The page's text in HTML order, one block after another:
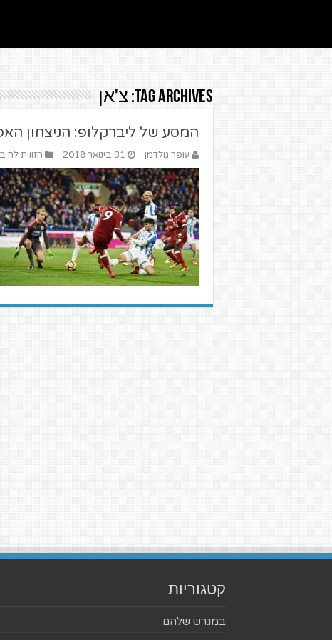
Tag Archives: צ'אן
המסע של ליברקלופ: הניצחון
עופר גולדמן 31 בינואר 2018 הזווית
קטגוריות
במגרש שלהם